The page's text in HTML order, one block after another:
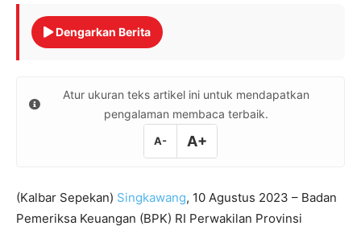
Dengarkan Berita
Atur ukuran teks artikel ini untuk mendapatkan
pengalaman membaca terbaik.
A- A+
(Kalbar Sepekan) Singkawang, 10 Agustus 2023 – Badan
Pemeriksa Keuangan (BPK) RI Perwakilan Provinsi